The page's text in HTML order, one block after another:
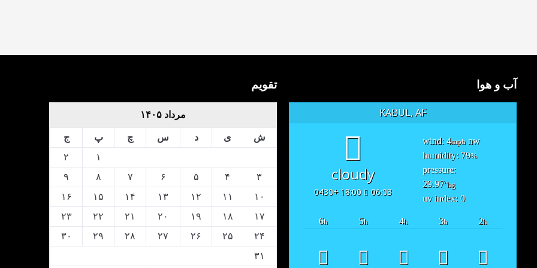
آب و هوا
KABUL, AF
cloudy
06:03
18:00 +0430
wind: 4mph nw
humidity: 79%
pressure:
29.97"hg
uv index: 0
2h
3h
4h
5h
6h
تقویم
مرداد ۱۴۰۵
ش ی د س چ پ
ج
۱
۲
۳
۴ ۵ ۶ ۷ ۸
۹
۱۰
۱۱ ۱۲ ۱۳ ۱۴ ۱۵
۱۶
۱۷
۱۸ ۱۹ ۲۰ ۲۱ ۲۲
۲۳
۲۴
۲۵ ۲۶ ۲۷ ۲۸ ۲۹
۳۰
۳۱